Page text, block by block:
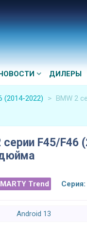
ДИЛЕРЫ
(2014-2022) > BMW 2
серии F45/F46
Trend Серия:
Android 13